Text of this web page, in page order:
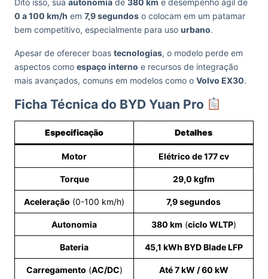
Dito isso, sua autonomia de 380 km e desempenho ágil de
0 a 100 km/h em 7,9 segundos o colocam em um patamar
bem competitivo, especialmente para uso urbano.
Apesar de oferecer boas tecnologias, o modelo perde em
aspectos como espaço interno e recursos de integração
mais avançados, comuns em modelos como o Volvo EX30.
Ficha Técnica do BYD Yuan Pro
Especificação Detalhes
Motor Elétrico de 177 cv
Torque 29,0 kgfm
Aceleração (0-100 km/h) 7,9 segundos
Autonomia 380 km (ciclo WLTP)
Bateria 45,1 kWh BYD Blade LFP
Carregamento (AC/DC) Até 7 kW / 60 kW